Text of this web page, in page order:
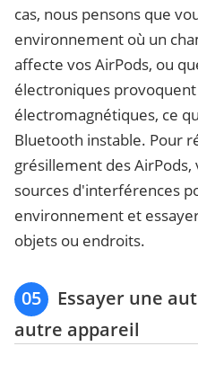
cas, nous pensons que
environnement où un
affecte vos AirPods, ou
électroniques
électromagnétiques, ce
Bluetooth instable. Pour
grésillement des
sources d'interférences
environnement et
objets ou endroits.
05
Essayer une
autre appareil